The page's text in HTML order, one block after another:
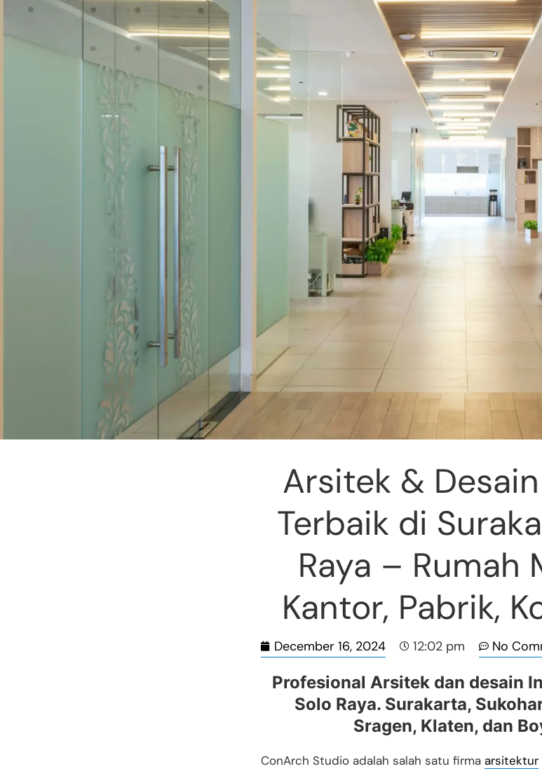
Arsitek &
Terbaik di
Raya – Rumah
Kantor, Pabrik,
December 16, 2024 12:02 pm No
Profesional Arsitek dan desain
Solo Raya. Surakarta,
Sragen, Klaten, dan
ConArch Studio adalah salah satu firma arsitektur